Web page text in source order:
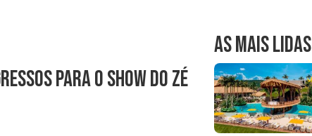
para o show do Zé
AS MAIS LIDAS